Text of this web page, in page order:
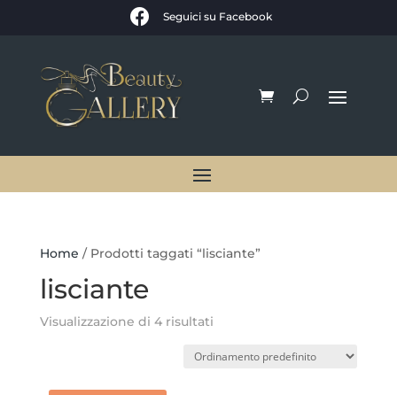
 Seguici su Facebook
Home / Prodotti taggati “lisciante”
lisciante
Visualizzazione di 4 risultati